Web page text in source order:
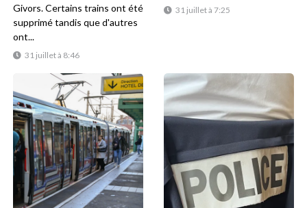
31 juillet à 8:46
Givors. Certains trains ont été
supprimé tandis que d'autres
ont...
31 juillet à 7:25